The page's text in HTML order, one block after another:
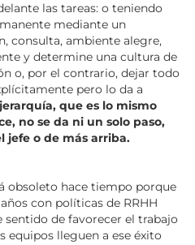
las tareas: o teniendo
mediante un
consulta, ambiente alegre,
y determine una cultura de
o, por el contrario, dejar todo
pero lo da a
que es lo mismo
no se da ni un solo paso,
jefe o de más arriba.
obsoleto hace tiempo porque
con políticas de RRHH
de favorecer el trabajo
equipos lleguen a ese éxito